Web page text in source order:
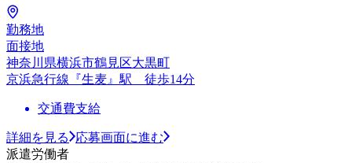
勤務地
面接地
神奈川県横浜市鶴見区大黒町
京浜急行線『生麦』駅 徒歩14分
交通費支給
詳細を見る
応募画面に進む
派遣労働者